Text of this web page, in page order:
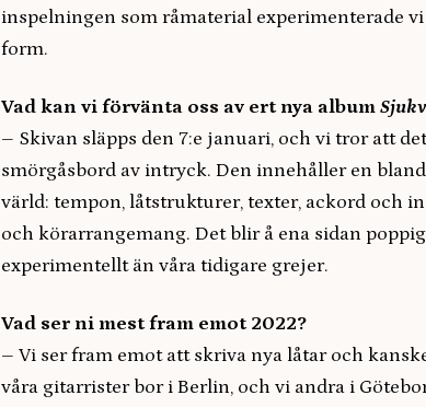
inspelningen som råmaterial experimenterade
form.
Vad kan vi förvänta oss av ert nya album
– Skivan släpps den 7:e januari, och vi tror att
smörgåsbord av intryck. Den innehåller en
värld: tempon, låtstrukturer, texter, ackord och
och körarrangemang. Det blir å ena sidan
experimentellt än våra tidigare grejer.
Vad ser ni mest fram emot 2022?
– Vi ser fram emot att skriva nya låtar och
våra gitarrister bor i Berlin, och vi andra i